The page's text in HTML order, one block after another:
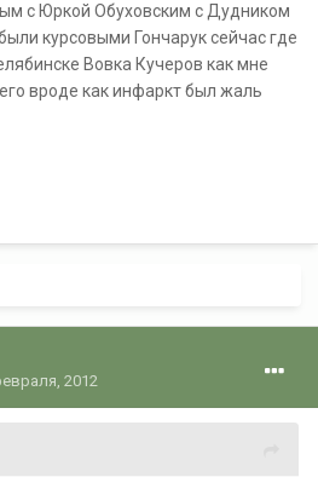
с Юркой Обуховским с Дудником
курсовыми Гончарук сейчас где
Вовка Кучеров как мне
вроде как инфаркт был жаль
2012